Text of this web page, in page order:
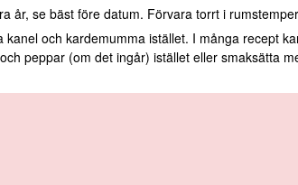
år, se bäst före datum. Förvara torrt i
kanel och kardemumma istället. I många recept
peppar (om det ingår) istället eller smaksätta